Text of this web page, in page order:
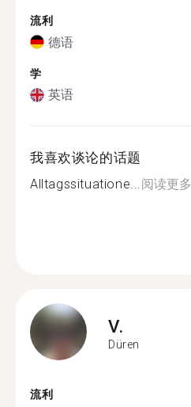
流利
德语
学
英语
我喜欢谈论的话题
Alltagssituatione...阅读更多
V.
Düren
流利